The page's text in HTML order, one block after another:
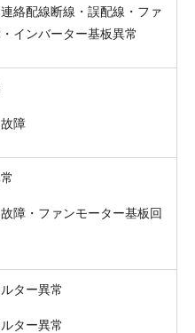
絡配線断線・誤配線・ファ
インバーター基板異常
障
障・ファンモーター基板回
ター異常
ター異常